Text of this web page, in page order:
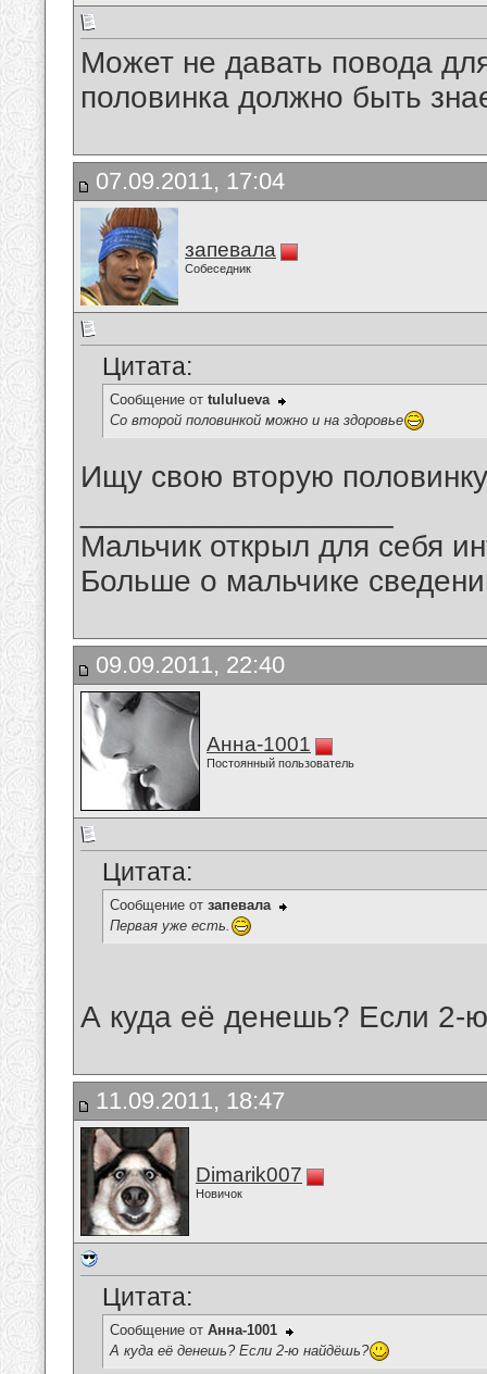
Может не давать повода
половинка должно быть
07.09.2011, 17:04
запевала
Собеседник
Цитата:
Сообщение от tululueva
Со второй половинкой можно и на здоровье
Ищу свою вторую
Мальчик открыл для себя
Больше о мальчике
09.09.2011, 22:40
Анна-1001
Постоянный пользователь
Цитата:
Сообщение от запевала
Первая уже есть.
А куда её денешь? Если 2-
11.09.2011, 18:47
Dimarik007
Новичок
Цитата:
Сообщение от Анна-1001
А куда её денешь? Если 2-ю найдёшь?